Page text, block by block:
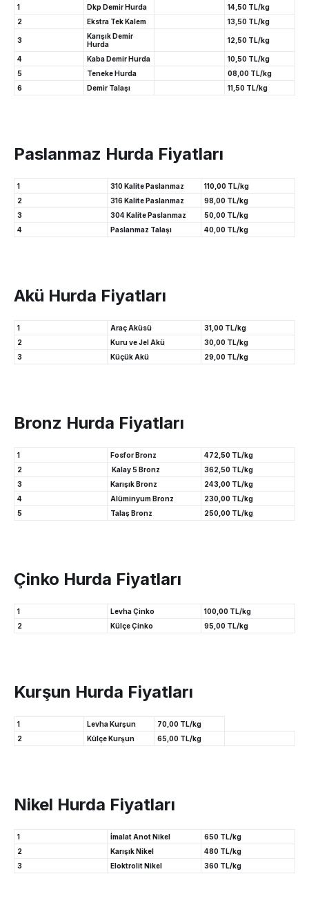
1 Dkp Demir Hurda
14,50 TL/kg
2
Ekstra Tek Kalem 13,50 TL/kg
3
Karışık Demir
Hurda
12,50 TL/kg
4 Kaba Demir Hurda
10,50 TL/kg
5
Teneke Hurda
08,00 TL/kg
6
Demir Talaşı 11,50 TL/kg
Paslanmaz Hurda Fiyatları
1 310 Kalite Paslanmaz
110,00 TL/kg
2
316 Kalite Paslanmaz
98,00 TL/kg
3
304 Kalite Paslanmaz
50,00 TL/kg
4
Paslanmaz Talaşı 40,00 TL/kg
Akü Hurda Fiyatları
1 Araç Aküsü
31,00 TL/kg
2
Kuru ve Jel Akü
30,00 TL/kg
3
Küçük Akü 29,00 TL/kg
Bronz Hurda Fiyatları
1 Fosfor Bronz
472,50 TL/kg
2
Kalay 5 Bronz
362,50 TL/kg
3
Karışık Bronz
243,00 TL/kg
4
Alüminyum Bronz
230,00 TL/kg
5
Talaş Bronz 250,00 TL/kg
Çinko Hurda Fiyatları
1 Levha Çinko
100,00 TL/kg
2
Külçe Çinko 95,00 TL/kg
Kurşun Hurda Fiyatları
1 Levha Kurşun
70,00 TL/kg
2
Külçe Kurşun 65,00 TL/kg
Nikel Hurda Fiyatları
1 İmalat Anot Nikel
650 TL/kg
2
Karışık Nikel
480 TL/kg
3
Eloktrolit Nikel 360 TL/kg